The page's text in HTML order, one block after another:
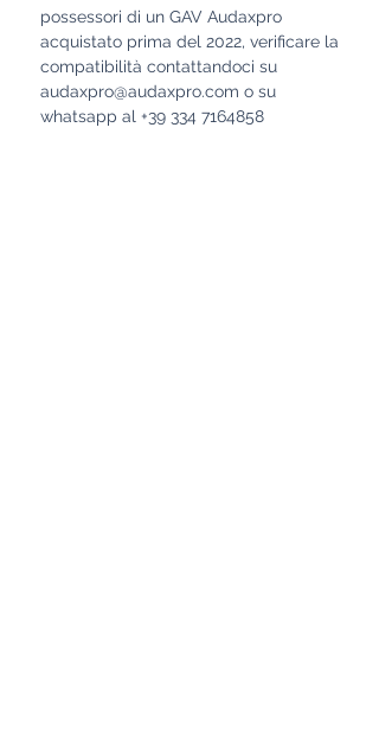
possessori di un GAV Audaxpro
acquistato prima del 2022, verificare la
compatibilità contattandoci su
audaxpro@audaxpro.com o su
whatsapp al +39 334 7164858